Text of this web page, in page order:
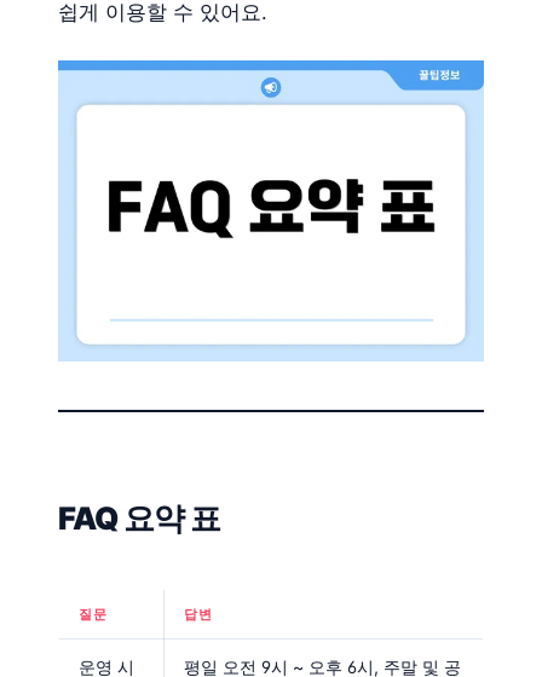
쉽게 이용할 수 있어요.
FAQ 요약 표
질문 답변
운영 시
평일 오전 9시 ~ 오후 6시, 주말 및 공